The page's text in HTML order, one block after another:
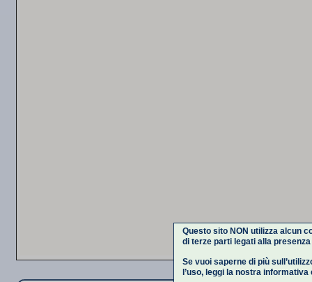
Questo sito NON utilizza alcun
di terze parti legati alla
Se vuoi saperne di più
l’uso, leggi la nostra informativa